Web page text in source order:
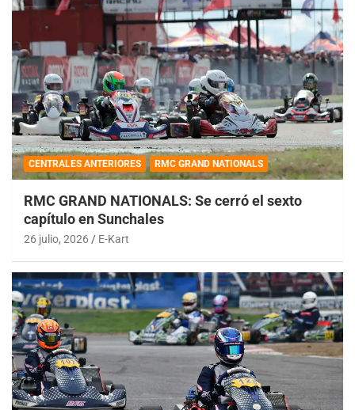
CENTRALES ANTERIORES RMC GRAND NATIONALS
RMC GRAND NATIONALS: Se cerró el sexto
capítulo en Sunchales
26 julio, 2026 E-Kart